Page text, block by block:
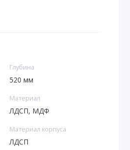
Глубина
520 мм
Материал
ЛДСП, МДФ
Материал корпуса
ЛДСП